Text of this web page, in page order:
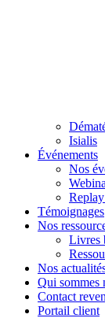
Isialis
Événements
Nos
Témoignages
Nos
Livres
Nos
Qui sommes
Contact
Portail client